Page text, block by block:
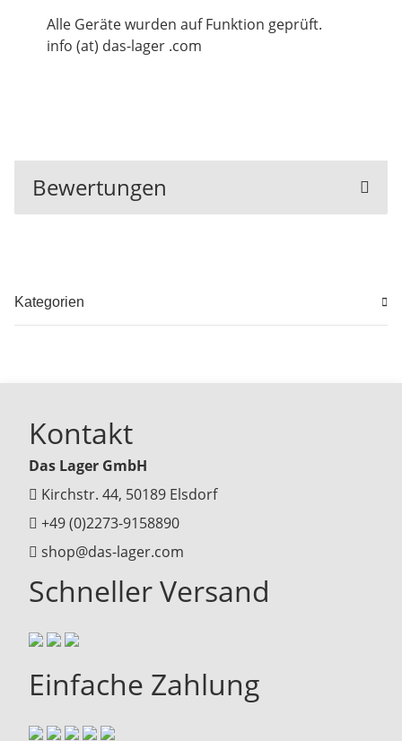
Alle Geräte wurden auf Funktion geprüft.
info (at) das-lager .com
Bewertungen
Kategorien
Kontakt
Das Lager GmbH
Kirchstr. 44, 50189 Elsdorf
+49 (0)2273-9158890
shop@das-lager.com
Schneller Versand
Einfache Zahlung